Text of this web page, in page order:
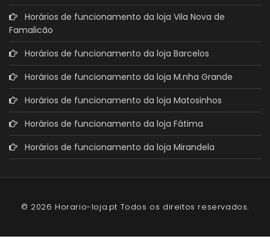
Horários de funcionamento da loja Vila Nova de
Famalicão
Horários de funcionamento da loja Barcelos
Horários de funcionamento da loja M.nha Grande
Horários de funcionamento da loja Matosinhos
Horários de funcionamento da loja Fátima
Horários de funcionamento da loja Mirandela
© 2026 Horario-loja.pt Todos os direitos reservados.